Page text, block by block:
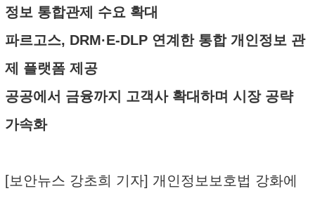
정보 통합관제 수요 확대
파르고스, DRM·E-DLP 연계한 통합 개인정보 관
제 플랫폼 제공
공공에서 금융까지 고객사 확대하며 시장 공략
가속화
[보안뉴스 강초희 기자] 개인정보보호법 강화에